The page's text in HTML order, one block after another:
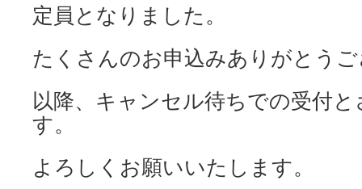
定員となりました。
たくさんのお申込みありがとう
以降、キャンセル待ちでの受付
す。
よろしくお願いいたします。